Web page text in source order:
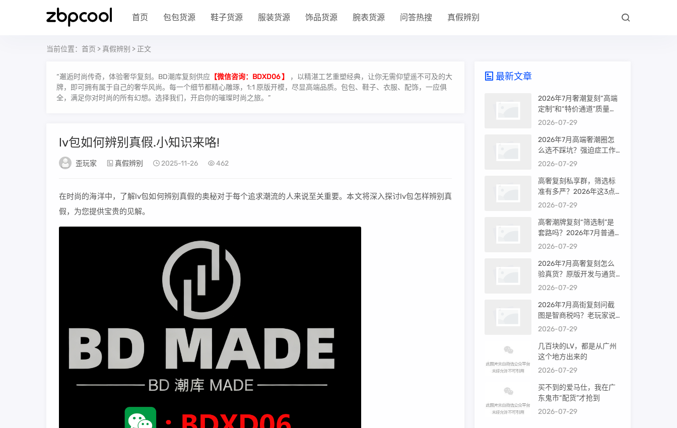
首页 包包货源 鞋子货源 服装货源 饰品货源 腕表货源 问答热搜 真假辨别
当前位置： 首页 > 真假辨别 > 正文
“邂逅时尚传奇，体验奢华复刻。BD潮库复刻供应 【微信咨询：BDXD06 】
，以精湛工艺重塑经典，让你无需仰望遥不可及的大
牌，即可拥有属于自己的奢华风尚。每一个细节都精心雕琢，1:1 原版开模，尽显高端品质。包包、鞋子、衣服、配饰，一应俱
全，满足你对时尚的所有幻想。选择我们，开启你的璀璨时尚之旅。”
lv包如何辨别真假.小知识来咯!
歪玩家 真假辨别 2025-11-26 462
在时尚的海洋中，了解lv包如何辨别真假的奥秘对于每个追求潮流的人来说至关重要。本文将深入探讨lv包怎样辨别真
假，为您提供宝贵的见解。
最新文章
2026年7月奢潮复刻“高端
定制”和“特价通道”质量差
很多吗？内行人说出真相
2026-07-29
2026年7月高端奢潮圈怎
么选不踩坑？强迫症工作
室的筛选机制是真相还是
2026-07-29
高奢复刻私享群，筛选标
准有多严？2026年这3点
才是真相
2026-07-29
高奢潮牌复刻“筛选制”是
套路吗？2026年7月普通
买家能进高端群吗？
2026-07-29
2026年7月高奢复刻怎么
验真货？原版开发与通货
差距到底多大
2026-07-29
2026年7月高街复刻问截
图是智商税吗？老玩家说
出真相
2026-07-29
几百块的LV，都是从广州
这个地方出来的
2026-07-29
买不到的爱马仕，我在广
东鬼市“配货”才抢到
2026-07-29